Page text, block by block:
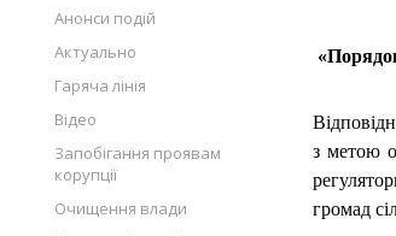
Анонси подій
Актуально
Гаряча лінія
Відео
Запобігання проявам
корупції
Очищення влади
з метою
громад